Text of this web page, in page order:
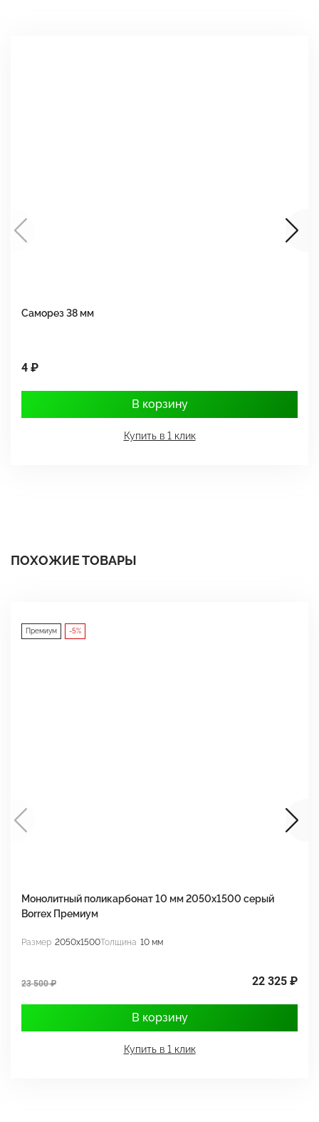
Саморез 38 мм
4 ₽
В корзину
Купить в 1 клик
ПОХОЖИЕ ТОВАРЫ
Премиум -5%
Монолитный поликарбонат 10 мм 2050х1500 серый
Borrex Премиум
Размер 2050x1500Толщина 10 мм
23 500 ₽ 22 325 ₽
В корзину
Купить в 1 клик